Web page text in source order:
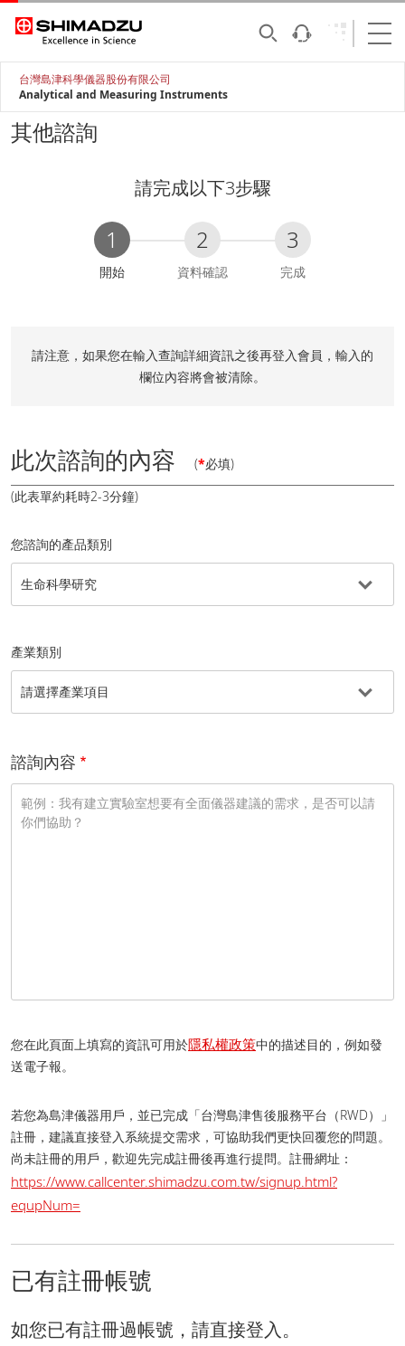
台灣島津科學儀器股份有限公司
Analytical and Measuring Instruments
其他諮詢
請完成以下3步驟
1
C
e
n
開始
2
資料確認
3
完成
請注意，如果您在輸入查詢詳細資訊之後再登入會員，輸入的
欄位內容將會被清除。
此次諮詢的內容 (*必填)
(此表單約耗時2-3分鐘)
您諮詢的產品類別
產業類別
諮詢內容
您在此頁面上填寫的資訊可用於隱私權政策中的描述目的，例如發
送電子報。
若您為島津儀器用戶，並已完成「台灣島津售後服務平台（RWD）」
註冊，建議直接登入系統提交需求，可協助我們更快回覆您的問題。
尚未註冊的用戶，歡迎先完成註冊後再進行提問。 註冊網址：
https://www.callcenter.shimadzu.com.tw/signup.html?
equpNum=
已有註冊帳號
如您已有註冊過帳號，請直接登入。